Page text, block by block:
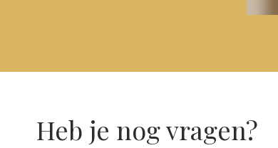
Heb je nog vragen?